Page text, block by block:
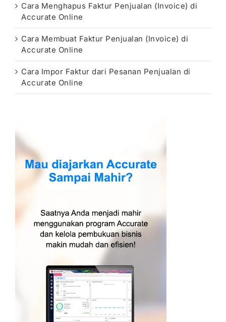
Cara Menghapus Faktur Penjualan (Invoice) di
Accurate Online
Cara Membuat Faktur Penjualan (Invoice) di
Accurate Online
Cara Impor Faktur dari Pesanan Penjualan di
Accurate Online